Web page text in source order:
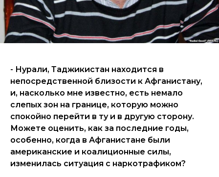
- Нурали, Таджикистан находится в
непосредственной близости к Афганистану,
и, насколько мне известно, есть немало
слепых зон на границе, которую можно
спокойно перейти в ту и в другую сторону.
Можете оценить, как за последние годы,
особенно, когда в Афганистане были
американские и коалиционные силы,
изменилась ситуация с наркотрафиком?